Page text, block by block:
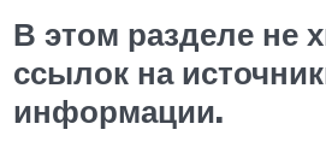
В этом разделе не
ссылок на
информации.